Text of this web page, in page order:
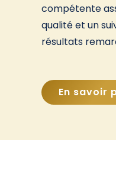
compétente
qualité et un
résultats
En savoir